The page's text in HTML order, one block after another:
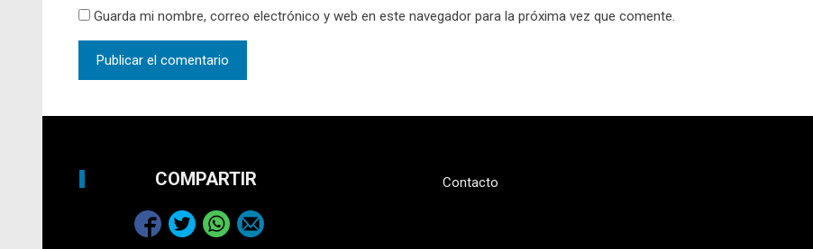
Guarda mi nombre, correo electrónico y web en este navegador para la próxima vez que comente.
COMPARTIR Contacto